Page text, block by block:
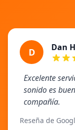
D Dan
Excelente
sonido es
compañía.
Reseña de